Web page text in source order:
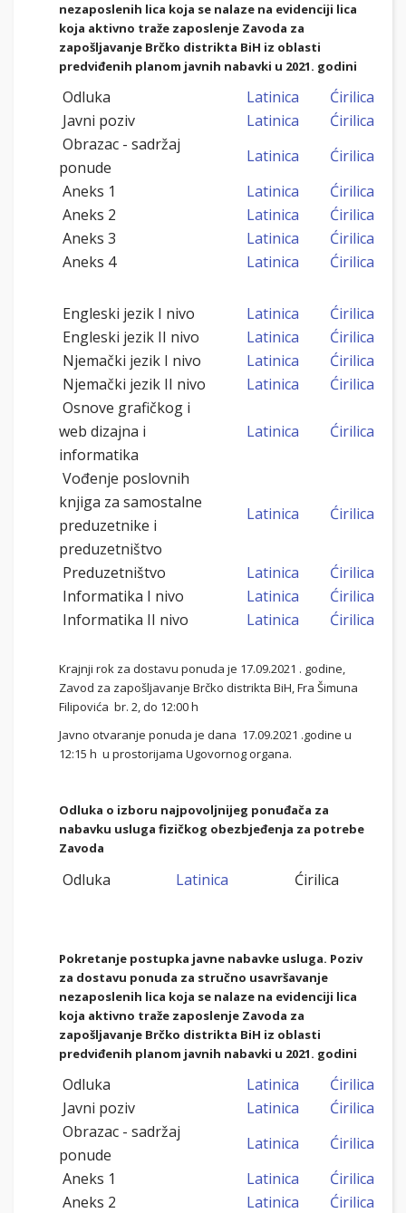
nezaposlenih lica koja se nalaze na evidenciji lica
koja aktivno traže zaposlenje Zavoda za
zapošljavanje Brčko distrikta BiH iz oblasti
predviđenih planom javnih nabavki u 2021. godini
Odluka Latinica
Ćirilica
Javni poziv
Latinica
Ćirilica
Obrazac - sadržaj
ponude
Latinica
Ćirilica
Aneks 1
Latinica
Ćirilica
Aneks 2
Latinica
Ćirilica
Aneks 3
Latinica
Ćirilica
Aneks 4
Latinica Ćirilica
Engleski jezik I nivo Latinica
Ćirilica
Engleski jezik II nivo
Latinica
Ćirilica
Njemački jezik I nivo
Latinica
Ćirilica
Njemački jezik II nivo
Latinica
Ćirilica
Osnove grafičkog i
web dizajna i
informatika
Latinica Ćirilica
Vođenje poslovnih
knjiga za samostalne
preduzetnike i
preduzetništvo
Latinica Ćirilica
Preduzetništvo Latinica
Ćirilica
Informatika I nivo
Latinica
Ćirilica
Informatika II nivo
Latinica Ćirilica
Krajnji rok za dostavu ponuda je 17.09.2021 . godine,
Zavod za zapošljavanje Brčko distrikta BiH, Fra Šimuna
Filipovića br. 2, do 12:00 h
Javno otvaranje ponuda je dana 17.09.2021 .godine u
12:15 h u prostorijama Ugovornog organa.
Odluka o izboru najpovoljnijeg ponuđača za
nabavku usluga fizičkog obezbjeđenja za potrebe
Zavoda
Odluka Latinica Ćirilica
Pokretanje postupka javne nabavke usluga. Poziv
za dostavu ponuda za stručno usavršavanje
nezaposlenih lica koja se nalaze na evidenciji lica
koja aktivno traže zaposlenje Zavoda za
zapošljavanje Brčko distrikta BiH iz oblasti
predviđenih planom javnih nabavki u 2021. godini
Odluka Latinica
Ćirilica
Javni poziv
Latinica
Ćirilica
Obrazac - sadržaj
ponude
Latinica
Ćirilica
Aneks 1
Latinica
Ćirilica
Aneks 2
Latinica Ćirilica